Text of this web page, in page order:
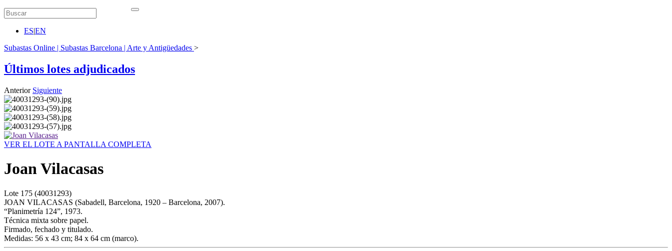
ES|EN
Subastas Online | Subastas Barcelona | Arte y Antigüedades >
Últimos lotes adjudicados
Anterior Siguiente
VER EL LOTE A PANTALLA COMPLETA
Joan Vilacasas
Lote 175 (40031293)
JOAN VILACASAS (Sabadell, Barcelona, 1920 – Barcelona, 2007).
“Planimetría 124”, 1973.
Técnica mixta sobre papel.
Firmado, fechado y titulado.
Medidas: 56 x 43 cm; 84 x 64 cm (marco).